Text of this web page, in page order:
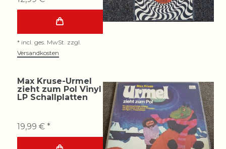
* incl. ges. MwSt. zzgl.
Versandkosten
Max Kruse-Urmel
zieht zum Pol Vinyl
LP Schallplatten
19,99 € *